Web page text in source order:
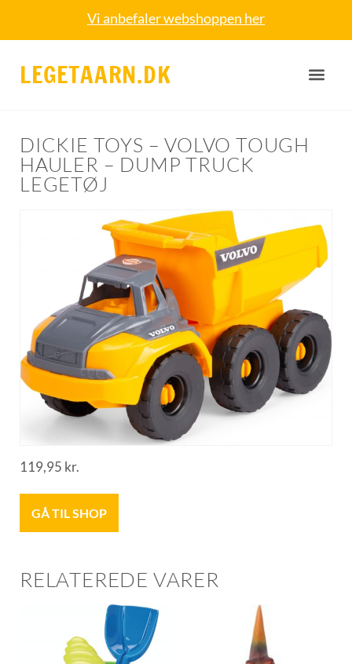
Vi anbefaler webshoppen her
LEGETAARN.DK
DICKIE TOYS – VOLVO TOUGH
HAULER – DUMP TRUCK
LEGETØJ
119,95 kr.
GÅ TIL SHOP
RELATEREDE VARER